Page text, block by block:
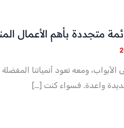
أنميات صيف 2025 على الأبواب، ومعه تعود أنمياتنا
واعدة. فسواء كنت […]